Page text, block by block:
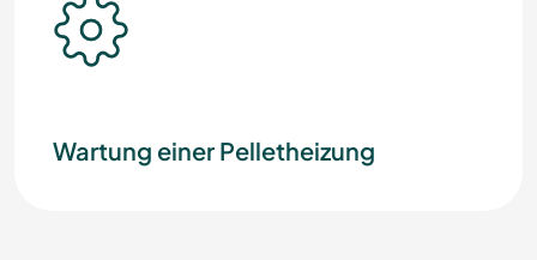
Wartung einer Pelletheizung